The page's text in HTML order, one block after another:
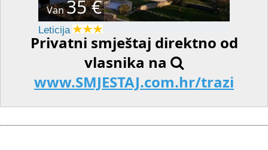
Van35 €
Leticija
Privatni smještaj direktno od
vlasnika na
www.SMJESTAJ.com.hr/trazi